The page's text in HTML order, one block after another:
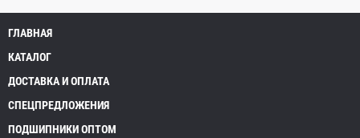
ГЛАВНАЯ
КАТАЛОГ
ДОСТАВКА И ОПЛАТА
СПЕЦПРЕДЛОЖЕНИЯ
ПОДШИПНИКИ ОПТОМ